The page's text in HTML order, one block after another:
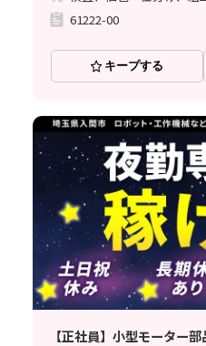
61222-00
キープする
【正社員】小型モーター